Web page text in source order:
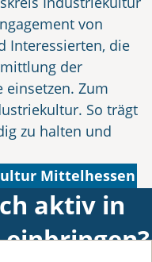
von
Interessierten, die
der
Zum
So trägt
zu halten und
Mittelhessen
aktiv in